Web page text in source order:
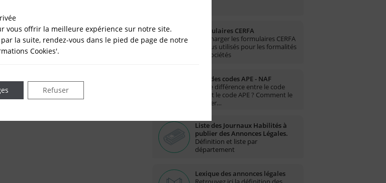
LE DÉPARTEMENT DU 92 -
Formulaires CERFA
Télécharger les formulaires CERFA
les plus utilisés pour les formalités
des sociétés
Liste des codes APE - NAF
Quelle différence entre le code
NAF et le code APE ? Comment le
trouver…
Liste des Journaux Habilités à
publier des Annonces Légales.
Définition et liste par
département
Lexique des annonces légales
vous offrir la meilleure expérience sur notre site.
la suite, rendez-vous dans le pied de page de notre
Cookies'.
Refuser